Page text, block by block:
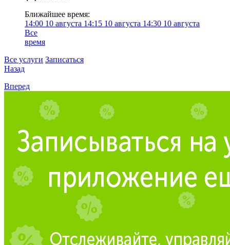
Ближайшее время:
14:00 10 августа 14:15 10 августа 14:30 10 августа
Все
время
Все услуги Записаться
Назад
Вперед